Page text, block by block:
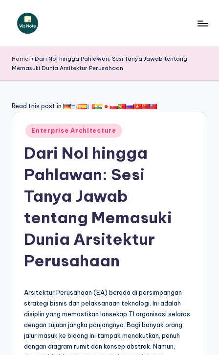
iz
N
t
si
A
Home » Dari Nol hingga Pahlawan: Sesi Tanya Jawab tentang
Memasuki Dunia Arsitektur Perusahaan
Read this post in:
Posted
in
Enterprise Architecture
Dari Nol hingga
Pahlawan: Sesi
Tanya Jawab
tentang Memasuki
Dunia Arsitektur
Perusahaan
Arsitektur Perusahaan (EA) berada di persimpangan
strategi bisnis dan pelaksanaan teknologi. Ini adalah
disiplin yang memastikan lansekap TI organisasi selaras
dengan tujuan jangka panjangnya. Bagi banyak orang,
jalur masuk ke bidang ini tampak menakutkan, penuh
dengan diagram rumit dan konsep abstrak. Namun,